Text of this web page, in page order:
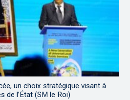
un choix stratégique visant à
de l’État (SM le Roi)